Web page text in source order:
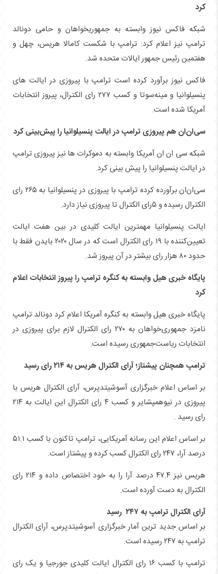
کرد
شبکه فاکس نیوز وابسته به جمهوریخواهان و حامی دونالد
ترامپ نیز اعلام کرد: ترامپ با شکست کامالا هریس، چهل و
هفتمین رئیس جمهور ایالات متحده شد.
فاکس نیوز برآورد کرده است ترامپ با پیروزی در ایالت های
پنسیلوانیا و مینه‌سوتا و کسب ۲۷۷ رای الکترال، پیروز انتخابات
آمریکا شده است.
سی‌ان‌ان هم پیروزی ترامپ در ایالت پنسیلوانیا را پیش‌بینی کرد
شبکه سی ان ان آمریکا وابسته به دموکرات ها نیز پیروزی ترامپ
در ایالت پنسیلوانیا را پیش بینی کرد.
سی‌ان‌ان برآورده کرده ترامپ با پیروزی در پنسیلوانیا به ۲۶۵ رای
الکترال رسیده و ۵رای الکترال تا پیروزی نیاز دارد.
ایالت پنسیلوانیا مهمترین ایالت کلیدی در بین هفت ایالت
تعیین‌کننده با ۱۹ رای الکترال است که در سال ۲۰۲۰ بایدن فقط با
حدود ۸۰ هزار رای بیشتر در آن پیروز شد.
پایگاه خبری هیل وابسته به کنگره ترامپ را پیروز انتخابات اعلام
کرد
پایگاه خبری هیل وابسته به کنگره آمریکا اعلام کرد دونالد ترامپ
نامزد جمهوری‌خواهان به ۲۷۰ رای الکترال لازم برای پیروزی در
انتخابات ریاست‌جمهوری رسیده است.
ترامپ همچنان پیشتاز؛ آرای الکترال هریس به ۲۱۴ رای رسید
بر اساس اعلام خبرگزاری آسوشیتدپرس، آرای الکترال هریس با
پیروزی در نیوهمپشایر و کسب ۴ رای الکترال این ایالت به ۲۱۴
رای رسید .
بر اساس اعلام این رسانه آمریکایی، ترامپ تاکنون با کسب ۵۱.۱
درصد آرا، ۲۴۷ رای الکترال کسب کرده و پیشتاز است.
هریس نیز ۴۷.۴ درصد آرا را به خود اختصاص داده و ۲۱۴ رای
الکترال به دست آورده است.
آرای الکترال ترامپ به ۲۴۷ رسید
بر اساس جدید ترین آمار خبرگزاری آسوشیتدپرس، آرای الکترال
ترامپ به ۲۴۷ رسیده است.
ترامپ با کسب ۱۶ رای الکترال ایالت کلیدی جورجیا و یک رای